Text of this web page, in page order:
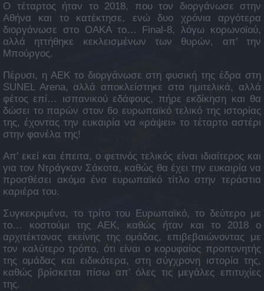
Ο τέταρτος ήταν το 2018, που τον διοργάνωσε στην
Αθήνα και το κατέκτησε, ενώ δυο χρόνια αργότερα
διοργάνωσε στο ΟΑΚΑ το… Final-8, λόγω κορωνοϊού,
αλλά ηττήθηκε κεκλεισμένων των θυρών, απ’ την
Μπούργος.
Πέρυσι, η ΑΕΚ το διοργάνωσε στη φυσική της έδρα στη
SUNEL Arena, αλλά αποκλείστηκε στα ημιτελικά, αλλά
φέτος επί… ισπανικού εδάφους, πήρε εκδίκηση και θα
δώσει το παρών στον 6ο ευρωπαϊκό τελικό της ιστορίας
της, έχοντας την ευκαιρία να «ράψει» το τέταρτο αστέρι
στην φανέλα της!
Απ’ εκεί και έπειτα, ο φετινός τελικός είναι ιδιαίτερος και
για τον Ντράγκαν Σάκοτα, καθώς θα έχει την ευκαιρία να
προσθέσει ακόμα ένα ευρωπαϊκό τίτλο στην τεράστια
καριέρα του.
Συγκεκριμένα, το τρίτο του Ευρωπαϊκό, το δεύτερο με
το… κοστούμι της ΑΕΚ, καθώς ήταν και το 2018 ο
αρχιτέκτονας εκείνης της ομάδας, επιβεβαιώνοντας με
τον καλύτερο τρόπο, ότι είναι ο κορυφαίος προπονητής
της ομάδας και ειδικότερα, στη σύγχρονη ιστορία της,
καθώς βρίσκεται πίσω απ’ όλες τις μεγάλες επιτυχίες
της.